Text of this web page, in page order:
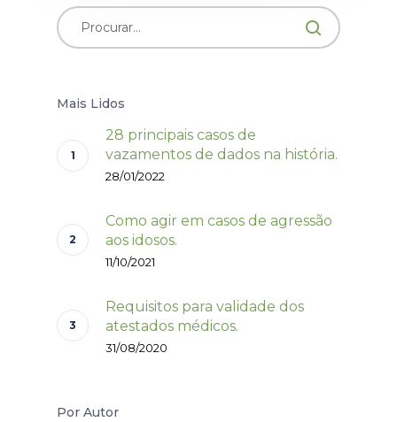
Mais Lidos
28 principais casos de
vazamentos de dados na história.
28/01/2022
Como agir em casos de agressão
aos idosos.
11/10/2021
Requisitos para validade dos
atestados médicos.
31/08/2020
Por Autor